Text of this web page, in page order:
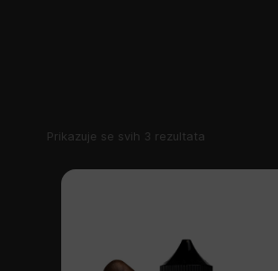
Prikazuje se svih 3 rezultata
najnovijem